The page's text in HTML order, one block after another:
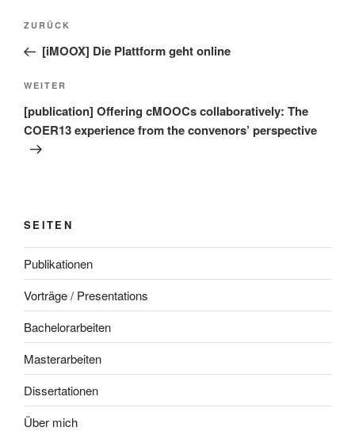
Beitragsnavigation
Vorheriger
Beitrag
ZURÜCK
[iMOOX] Die Plattform geht online
Nächster
Beitrag
WEITER
[publication] Offering cMOOCs collaboratively: The
COER13 experience from the convenors’ perspective
SEITEN
Publikationen
Vorträge / Presentations
Bachelorarbeiten
Masterarbeiten
Dissertationen
Über mich